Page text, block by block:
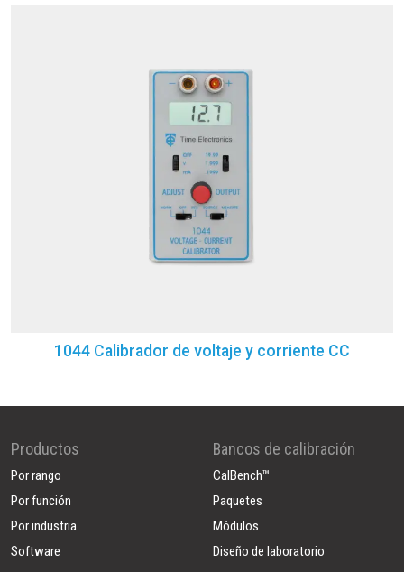
1044 Calibrador de voltaje y corriente CC
Productos
Por rango
Por función
Por industria
Software
Bancos de calibración
CalBench™
Paquetes
Módulos
Diseño de laboratorio